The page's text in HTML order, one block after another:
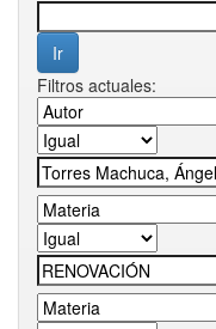
Filtros actuales: